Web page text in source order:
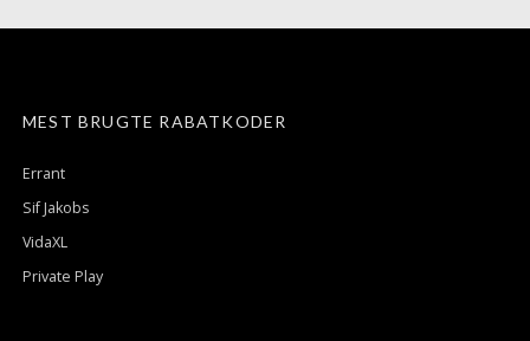
MEST BRUGTE RABATKODER
Errant
Sif Jakobs
VidaXL
Private Play